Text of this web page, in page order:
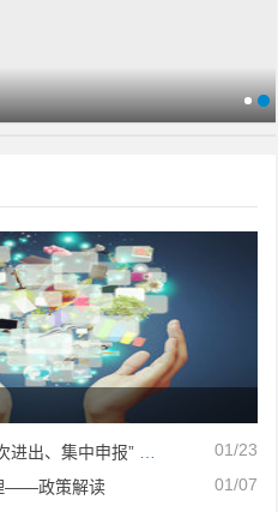
展示交易业务的公告
01/23
集中申报” 业务的公告
01/07
——政策解读